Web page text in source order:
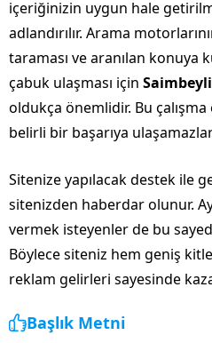
içeriğinizin uygun hale
adlandırılır. Arama
taraması ve aranılan konuya
çabuk ulaşması için Saimbeyli
oldukça önemlidir. Bu
belirli bir başarıya
Sitenize yapılacak destek ile
sitenizden haberdar olunur.
vermek isteyenler de bu
Böylece siteniz hem geniş
reklam gelirleri sayesinde
Başlık Metni